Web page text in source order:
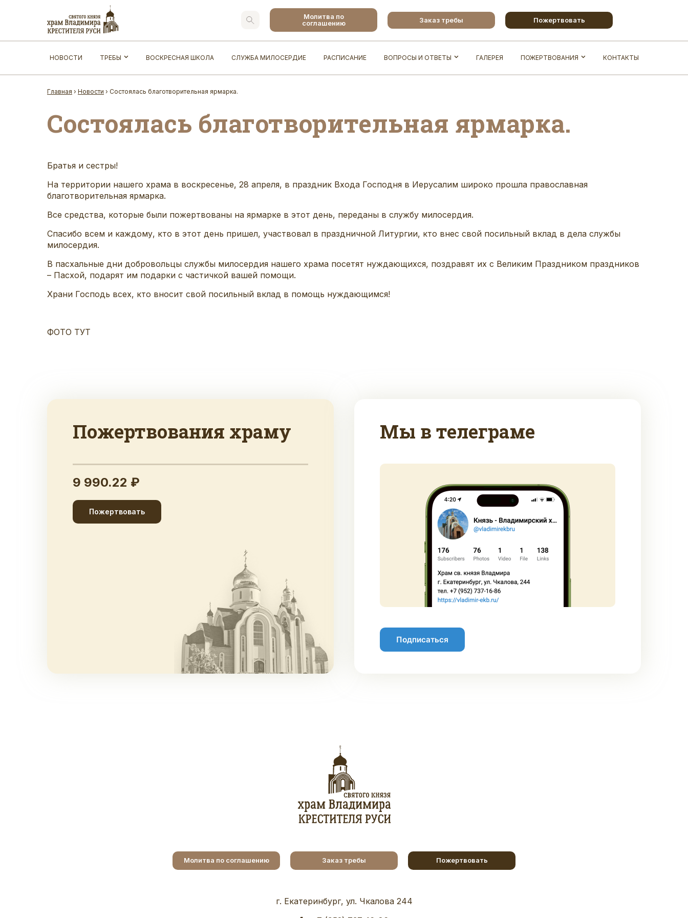
Молитва по
соглашению
Заказ требы Пожертвовать
НОВОСТИ ТРЕБЫ ВОСКРЕСНАЯ ШКОЛА СЛУЖБА МИЛОСЕРДИЕ РАСПИСАНИЕ ВОПРОСЫ И ОТВЕТЫ ГАЛЕРЕЯ ПОЖЕРТВОВАНИЯ КОНТАКТЫ
Главная › Новости › Состоялась благотворительная ярмарка.
Состоялась благотворительная ярмарка.
Братья и сестры!
На территории нашего храма в воскресенье, 28 апреля, в праздник Входа Господня в Иерусалим широко прошла православная
благотворительная ярмарка.
Все средства, которые были пожертвованы на ярмарке в этот день, переданы в службу милосердия.
Спасибо всем и каждому, кто в этот день пришел, участвовал в праздничной Литургии, кто внес свой посильный вклад в дела службы
милосердия.
В пасхальные дни добровольцы службы милосердия нашего храма посетят нуждающихся, поздравят их с Великим Праздником праздников
– Пасхой, подарят им подарки с частичкой вашей помощи.
Храни Господь всех, кто вносит свой посильный вклад в помощь нуждающимся!
ФОТО ТУТ
Пожертвования храму
9 990.22 ₽
Пожертвовать
Мы в телеграме
Подписаться
Молитва по соглашению Заказ требы Пожертвовать
г. Екатеринбург, ул. Чкалова 244